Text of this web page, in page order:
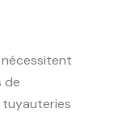
de
tuyauteries